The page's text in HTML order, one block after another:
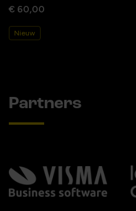
€ 60,00
Nieuw
Partners